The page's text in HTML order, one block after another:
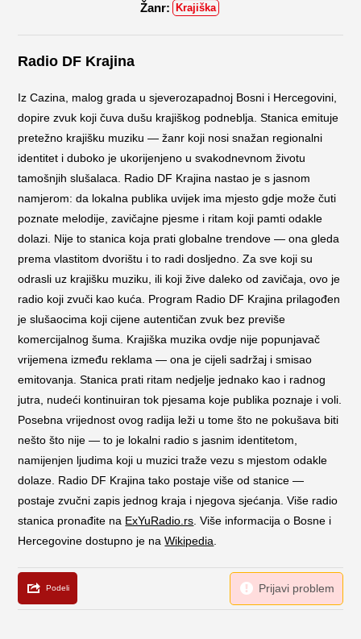
Krajiška
Radio DF Krajina
Iz Cazina, malog grada u sjeverozapadnoj Bosni i Hercegovini,
dopire zvuk koji čuva dušu krajiškog podneblja. Stanica emituje
pretežno krajišku muziku — žanr koji nosi snažan regionalni
identitet i duboko je ukorijenjeno u svakodnevnom životu
tamošnjih slušalaca. Radio DF Krajina nastao je s jasnom
namjerom: da lokalna publika uvijek ima mjesto gdje može čuti
poznate melodije, zavičajne pjesme i ritam koji pamti odakle
dolazi. Nije to stanica koja prati globalne trendove — ona gleda
prema vlastitom dvorištu i to radi dosljedno. Za sve koji su
odrasli uz krajišku muziku, ili koji žive daleko od zavičaja, ovo je
radio koji zvuči kao kuća. Program Radio DF Krajina prilagođen
je slušaocima koji cijene autentičan zvuk bez previše
komercijalnog šuma. Krajiška muzika ovdje nije popunjavač
vrijemena između reklama — ona je cijeli sadržaj i smisao
emitovanja. Stanica prati ritam nedjelje jednako kao i radnog
jutra, nudeći kontinuiran tok pjesama koje publika poznaje i voli.
Posebna vrijednost ovog radija leži u tome što ne pokušava biti
nešto što nije — to je lokalni radio s jasnim identitetom,
namijenjen ljudima koji u muzici traže vezu s mjestom odakle
dolaze. Radio DF Krajina tako postaje više od stanice —
postaje zvučni zapis jednog kraja i njegova sjećanja. Više radio
stanica pronađite na ExYuRadio.rs . Više informacija o Bosne i
Hercegovine dostupno je naWikipedia